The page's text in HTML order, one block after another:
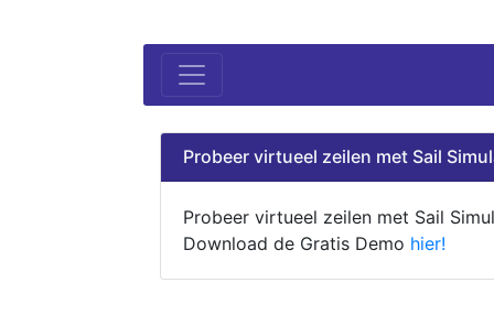
Probeer virtueel zeilen met Sail
Probeer virtueel zeilen met Sail
Download de Gratis Demo hier!